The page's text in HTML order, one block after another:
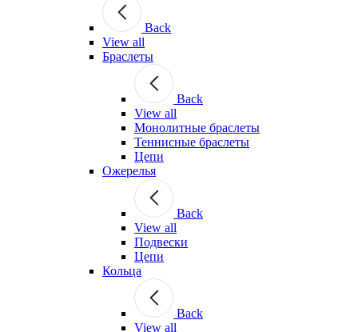
Back
View all
Браслеты
Back
View all
Монолитные браслеты
Теннисные браслеты
Цепи
Ожерелья
Back
View all
Подвески
Цепи
Кольца
Back
View all